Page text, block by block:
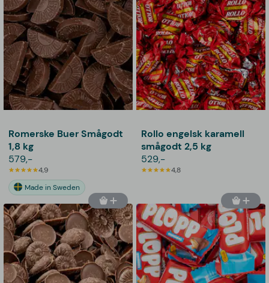
Romerske Buer Smågodt
1,8 kg
579,-
4,9
Made in Sweden
Rollo engelsk karamell
smågodt 2,5 kg
529,-
4,8